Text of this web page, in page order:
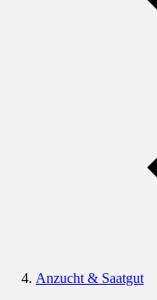
Anzucht & Saatgut